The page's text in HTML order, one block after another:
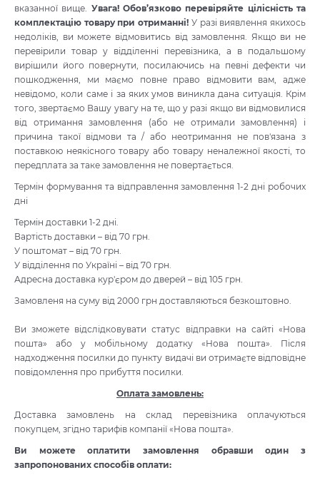
вказанної вище. Увага! Обов’язково перевіряйте цілісність та
комплектацію товару при отриманні! У разі виявлення якихось
недоліків, ви можете відмовитись від замовлення. Якщо ви не
перевірили товар у відділенні перевізника, а в подальшому
вирішили його повернути, посилаючись на певні дефекти чи
пошкодження, ми маємо повне право відмовити вам, адже
невідомо, коли саме і за яких умов виникла дана ситуація. Крім
того, звертаємо Вашу увагу на те, що у разі якщо ви відмовилися
від отримання замовлення (або не отримали замовлення) і
причина такої відмови та / або неотримання не пов'язана з
поставкою неякісного товару або товару неналежної якості, то
передплата за таке замовлення не повертається.
Термін формування та відправлення замовлення 1-2 дні робочих
дні
Термін доставки 1-2 дні.
Вартість доставки – від 70 грн.
У поштомат – від 70 грн.
У відділення по Україні – від 70 грн.
Адресна доставка кур'єром до дверей – від 105 грн.
Замовленя на суму від 2000 грн доставляються безкоштовно.
Ви зможете відслідковувати статус відправки на сайті «Нова
пошта» або у мобільному додатку «Нова пошта». Після
надходження посилки до пункту видачі ви отримаєте відповідне
повідомлення про прибуття посилки.
Оплата замовлень:
Доставка замовлень на склад перевізника оплачуються
покупцем, згідно тарифів компанії «Нова пошта».
Ви можете оплатити замовлення обравши один з
запропонованих способів оплати: